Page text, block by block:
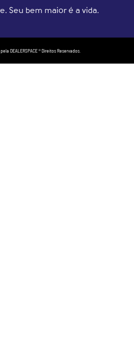
Seu bem maior é a vida.
DEALERSPACE ® Direitos Reservados.